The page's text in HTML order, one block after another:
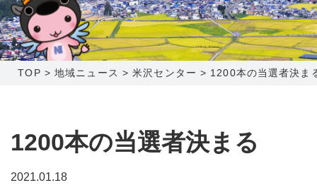
Q&A
センター情報
採用情報
お問い合わせ
山形県米沢市春日四丁目2-75
0238-24-2525
営業時間 9:00～18:00
福島県福島市御山字一本松17-1-
1
0120-173-577
営業時間 9:15～18:00
TOP >地域ニュース >米沢センター > 1200本の当選者決ま
1200本の当選者決まる
2021.01.18